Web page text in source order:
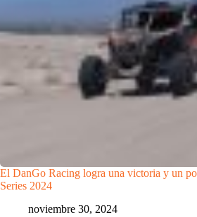
El DanGo Racing logra una victoria y un
Series 2024
noviembre 30, 2024